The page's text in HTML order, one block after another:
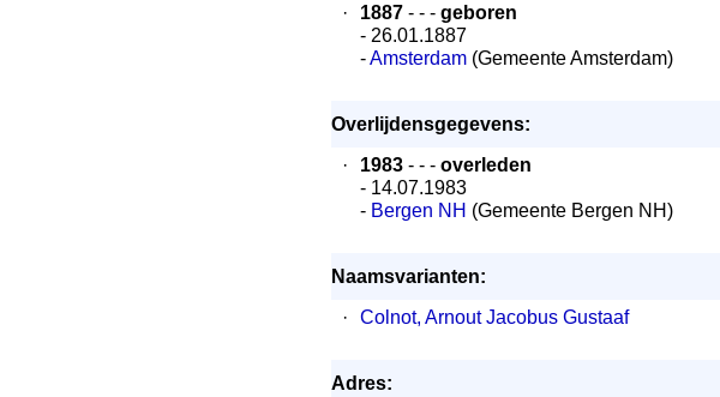
·
1887 - - - geboren
- 26.01.1887
-Amsterdam (Gemeente Amsterdam)
Overlijdensgegevens:
·
1983 - - - overleden
- 14.07.1983
- Bergen NH (Gemeente Bergen NH)
Naamsvarianten:
·
Colnot, Arnout Jacobus Gustaaf
Adres: